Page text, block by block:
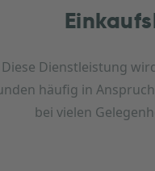
Diese Dienstleistung
häufig in
bei vielen